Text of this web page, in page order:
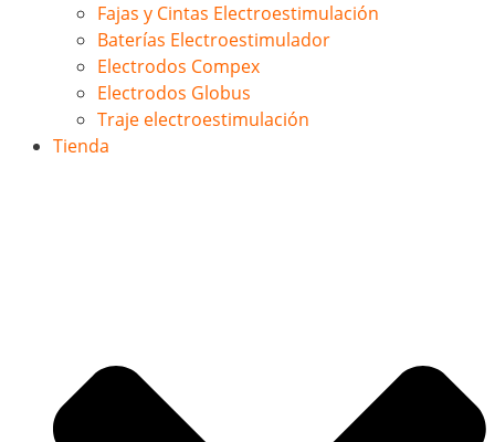
Fajas y Cintas Electroestimulación
Baterías Electroestimulador
Electrodos Compex
Electrodos Globus
Traje electroestimulación
Tienda